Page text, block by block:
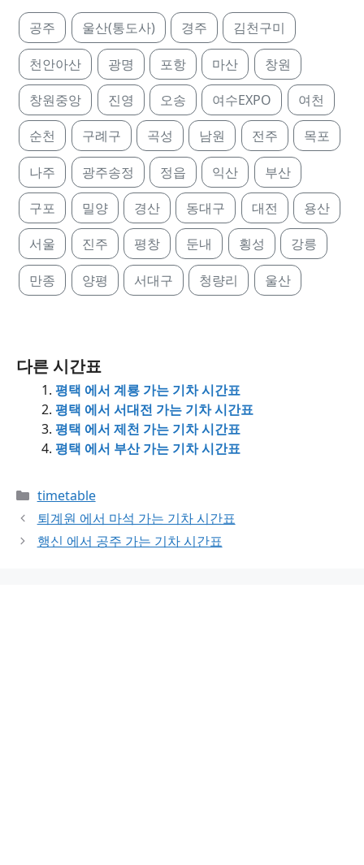
공주 울산(통도사) 경주 김천구미
천안아산 광명 포항 마산 창원
창원중앙 진영 오송 여수EXPO 여천
순천 구례구 곡성 남원 전주 목포
나주 광주송정 정읍 익산 부산
구포 밀양 경산 동대구 대전 용산
서울 진주 평창 둔내 횡성 강릉
만종 양평 서대구 청량리 울산
다른 시간표
평택 에서 계룡 가는 기차 시간표
평택 에서 서대전 가는 기차 시간표
평택 에서 제천 가는 기차 시간표
평택 에서 부산 가는 기차 시간표
Categories
timetable
퇴계원 에서 마석 가는 기차 시간표
행신 에서 공주 가는 기차 시간표